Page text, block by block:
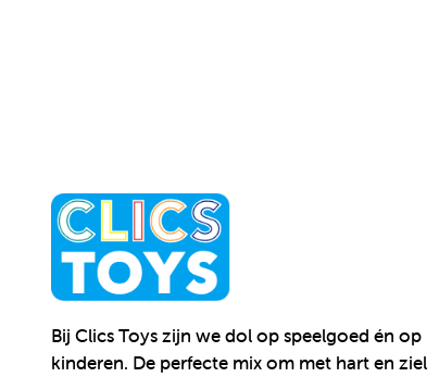
Bij Clics Toys zijn we dol op speelgoed én op
kinderen. De perfecte mix om met hart en ziel